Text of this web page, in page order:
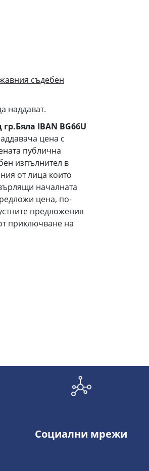
съдебен
наддават.
гр.Бяла IBAN BG66U
цена с
публична
изпълнител в
от лица които
началната
цена, по-
предложения
приключване на
Социални мрежи